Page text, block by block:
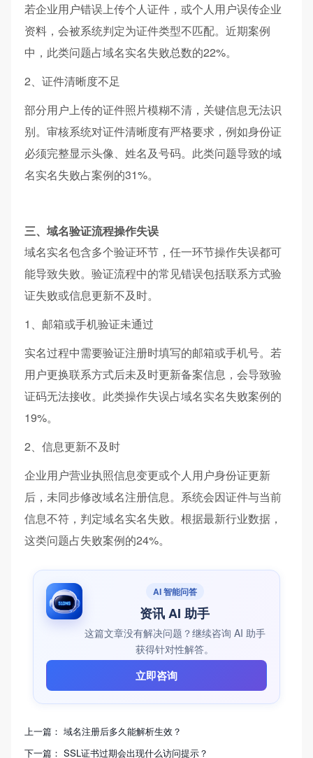
若企业用户错误上传个人证件，或个人用户误传企业
资料，会被系统判定为证件类型不匹配。近期案例
中，此类问题占域名实名失败总数的22%。
2、证件清晰度不足
部分用户上传的证件照片模糊不清，关键信息无法识
别。审核系统对证件清晰度有严格要求，例如身份证
必须完整显示头像、姓名及号码。此类问题导致的域
名实名失败占案例的31%。
三、域名验证流程操作失误
域名实名包含多个验证环节，任一环节操作失误都可
能导致失败。验证流程中的常见错误包括联系方式验
证失败或信息更新不及时。
1、邮箱或手机验证未通过
实名过程中需要验证注册时填写的邮箱或手机号。若
用户更换联系方式后未及时更新备案信息，会导致验
证码无法接收。此类操作失误占域名实名失败案例的
19%。
2、信息更新不及时
企业用户营业执照信息变更或个人用户身份证更新
后，未同步修改域名注册信息。系统会因证件与当前
信息不符，判定域名实名失败。根据最新行业数据，
这类问题占失败案例的24%。
AI 智能问答
资讯 AI 助手
这篇文章没有解决问题？继续咨询 AI 助手
获得针对性解答。
立即咨询
上一篇：域名注册后多久能解析生效？
下一篇：SSL证书过期会出现什么访问提示？